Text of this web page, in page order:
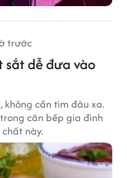
trước
dễ đưa vào
không cần tìm đâu xa.
căn bếp gia đình
này.